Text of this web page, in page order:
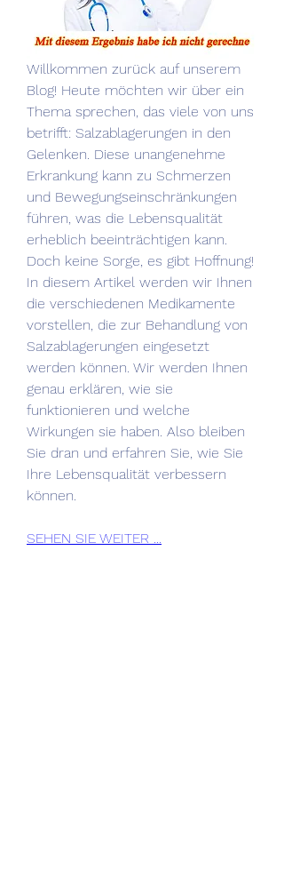
Willkommen zurück auf unserem
Blog! Heute möchten wir über ein
Thema sprechen, das viele von uns
betrifft: Salzablagerungen in den
Gelenken. Diese unangenehme
Erkrankung kann zu Schmerzen
und Bewegungseinschränkungen
führen, was die Lebensqualität
erheblich beeinträchtigen kann.
Doch keine Sorge, es gibt Hoffnung!
In diesem Artikel werden wir Ihnen
die verschiedenen Medikamente
vorstellen, die zur Behandlung von
Salzablagerungen eingesetzt
werden können. Wir werden Ihnen
genau erklären, wie sie
funktionieren und welche
Wirkungen sie haben. Also bleiben
Sie dran und erfahren Sie, wie Sie
Ihre Lebensqualität verbessern
können.
SEHEN SIE WEITER ...